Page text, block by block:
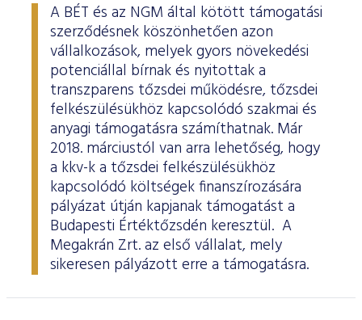
A BÉT és az NGM által kötött támogatási
szerződésnek köszönhetően azon
vállalkozások, melyek gyors növekedési
potenciállal bírnak és nyitottak a
transzparens tőzsdei működésre, tőzsdei
felkészülésükhöz kapcsolódó szakmai és
anyagi támogatásra számíthatnak. Már
2018. márciustól van arra lehetőség, hogy
a kkv-k a tőzsdei felkészülésükhöz
kapcsolódó költségek finanszírozására
pályázat útján kapjanak támogatást a
Budapesti Értéktőzsdén keresztül. A
Megakrán Zrt. az első vállalat, mely
sikeresen pályázott erre a támogatásra.